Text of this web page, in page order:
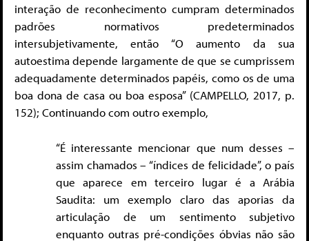
interação de reconhecimento cumpram determinados
padrões normativos predeterminados
intersubjetivamente, então “O aumento da sua
autoestima depende largamente de que se cumprissem
adequadamente determinados papéis, como os de uma
boa dona de casa ou boa esposa” (CAMPELLO, 2017, p.
152); Continuando com outro exemplo,
“É interessante mencionar que num desses –
assim chamados – “índices de felicidade”, o país
que aparece em terceiro lugar é a Arábia
Saudita: um exemplo claro das aporias da
articulação de um sentimento subjetivo
enquanto outras pré-condições óbvias não são